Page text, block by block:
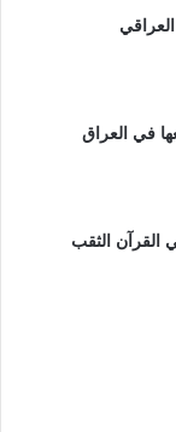
في العراق
الثقب